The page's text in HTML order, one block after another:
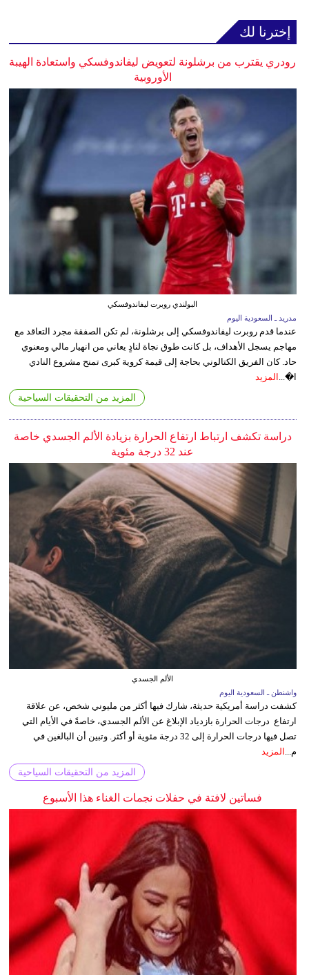
إخترنا لك
رودري يقترب من برشلونة لتعويض ليفاندوفسكي واستعادة الهيبة
الأوروبية
البولندي روبرت ليفاندوفسكي
مدريد ـ السعودية اليوم
عندما قدم روبرت ليفاندوفسكي إلى برشلونة، لم تكن الصفقة مجرد التعاقد مع
مهاجم يسجل الأهداف، بل كانت طوق نجاة لنادٍ يعاني من انهيار مالي ومعنوي
حاد. كان الفريق الكتالوني بحاجة إلى قيمة كروية كبرى تمنح مشروع النادي
ا�... المزيد
المزيد من التحقيقات السياحية
دراسة تكشف ارتباط ارتفاع الحرارة بزيادة الألم الجسدي خاصة
عند 32 درجة مئوية
الألم الجسدي
واشنطن ـ السعودية اليوم
كشفت دراسة أمريكية حديثة، شارك فيها أكثر من مليوني شخص، عن علاقة
ارتفاع درجات الحرارة بازدياد الإبلاغ عن الألم الجسدي، خاصةً في الأيام التي
تصل فيها درجات الحرارة إلى 32 درجة مئوية أو أكثر. وتبين أن البالغين في
م...
المزيد
المزيد من التحقيقات السياحية
فساتين لافتة في حفلات نجمات الغناء هذا الأسبوع